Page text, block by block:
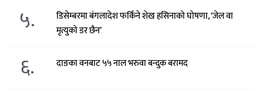
५.
डिसेम्बरमा बंगलादेश फर्किने शेख हसिनाको घोषणा, ‘जेल वा
मृत्युको डर छैन’
६. दाङका वनबाट ५५ नाल भरुवा बन्दुक बरामद